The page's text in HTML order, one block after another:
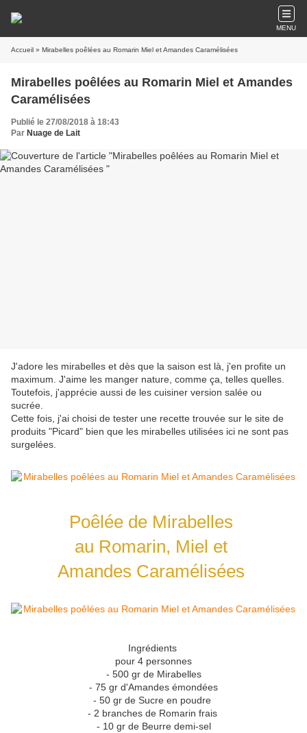
MENU
Accueil » Mirabelles poêlées au Romarin Miel et Amandes Caramélisées
Mirabelles poêlées au Romarin Miel et Amandes
Caramélisées
Publié le 27/08/2018 à 18:43
Par Nuage de Lait
J'adore les mirabelles et dès que la saison est là, j'en profite un
maximum. J'aime les manger nature, comme ça, telles quelles.
Toutefois, j'apprécie aussi de les cuisiner version salée ou
sucrée.
Cette fois, j'ai choisi de tester une recette trouvée sur le site de
produits "Picard" bien que les mirabelles utilisées ici ne sont pas
surgelées.
Poêlée de Mirabelles
au Romarin, Miel et
Amandes Caramélisées
Ingrédients
pour 4 personnes
- 500 gr de Mirabelles
- 75 gr d'Amandes émondées
- 50 gr de Sucre en poudre
- 2 branches de Romarin frais
- 10 gr de Beurre demi-sel